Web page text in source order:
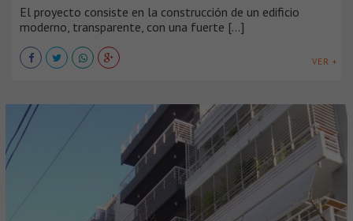
El proyecto consiste en la construcción de un edificio
moderno, transparente, con una fuerte [...]
VER +